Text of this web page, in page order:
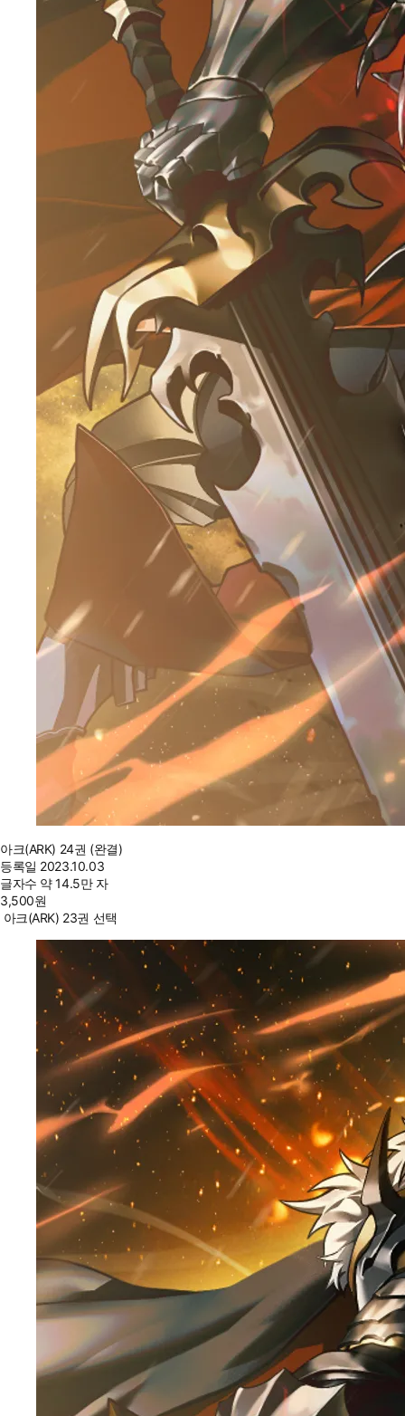
아크(ARK) 24권 (완결)
등록일 2023.10.03
글자수 약 14.5만 자
3,500원
아크(ARK) 23권 선택